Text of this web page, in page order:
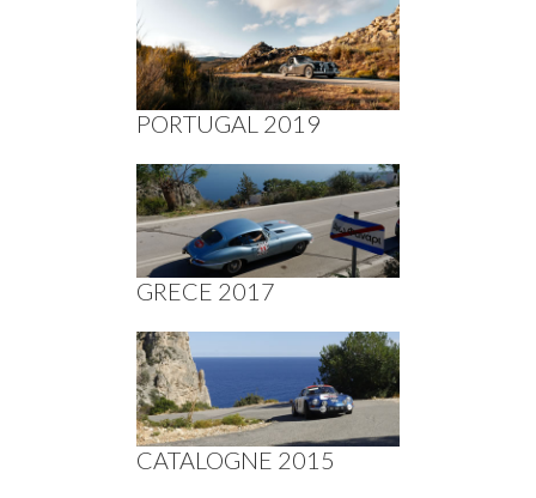
PORTUGAL 2019
GRECE 2017
CATALOGNE 2015